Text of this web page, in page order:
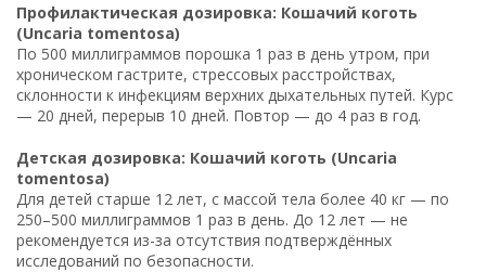
Профилактическая дозировка: Кошачий коготь
(Uncaria tomentosa)
По 500 миллиграммов порошка 1 раз в день утром, при
хроническом гастрите, стрессовых расстройствах,
склонности к инфекциям верхних дыхательных путей. Курс
— 20 дней, перерыв 10 дней. Повтор — до 4 раз в год.
Детская дозировка: Кошачий коготь (Uncaria
tomentosa)
Для детей старше 12 лет, с массой тела более 40 кг — по
250–500 миллиграммов 1 раз в день. До 12 лет — не
рекомендуется из-за отсутствия подтверждённых
исследований по безопасности.